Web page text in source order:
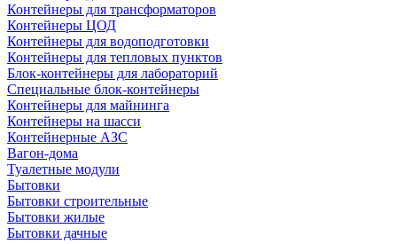
Контейнеры для трансформаторов
Контейнеры ЦОД
Контейнеры для водоподготовки
Контейнеры для тепловых пунктов
Блок-контейнеры для лабораторий
Специальные блок-контейнеры
Контейнеры для майнинга
Контейнеры на шасси
Контейнерные АЗС
Вагон-дома
Туалетные модули
Бытовки
Бытовки строительные
Бытовки жилые
Бытовки дачные